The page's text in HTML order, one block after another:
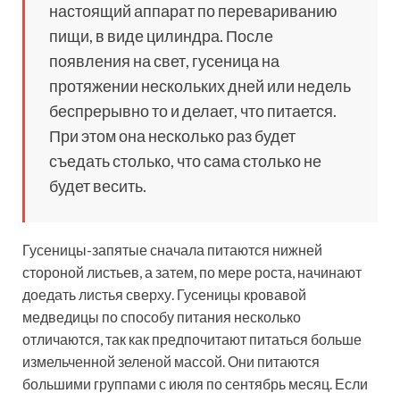
настоящий аппарат по перевариванию
пищи, в виде цилиндра. После
появления на свет, гусеница на
протяжении нескольких дней или недель
беспрерывно то и делает, что питается.
При этом она несколько раз будет
съедать столько, что сама столько не
будет весить.
Гусеницы-запятые сначала питаются нижней
стороной листьев, а затем, по мере роста, начинают
доедать листья сверху. Гусеницы кровавой
медведицы по способу питания несколько
отличаются, так как предпочитают питаться больше
измельченной зеленой массой. Они питаются
большими группами с июля по сентябрь месяц. Если